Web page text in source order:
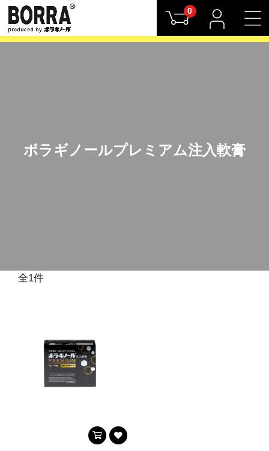
0
ボラギノールプレミアム注入軟膏
全1件